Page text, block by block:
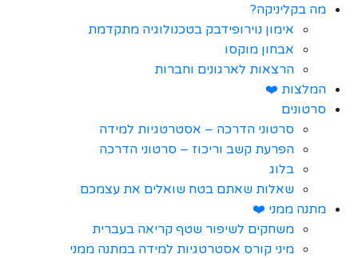
מה בקליניקה?
אימון נוירופידבק בטכנולוגיה מתקדמת
אבחון מוקסו
הרצאות לארגונים וחברות
המלצות ❤️
סרטונים
סרטוני הדרכה – אסטרטגיות למידה
הפרעת קשב וריכוז – סרטוני הדרכה
בלוג
שאלות שאתם בטח שואלים את עצמכם
מתנה ממני ❤️
משחקים לשיפור שטף קריאה בעברית
מיני קורס אסטרטגיות למידה במתנה ממני